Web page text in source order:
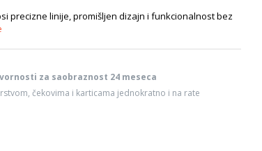
precizne linije, promišljen dizajn i funkcionalnost bez
za saobraznost 24 meseca
čekovima i karticama jednokratno i na rate